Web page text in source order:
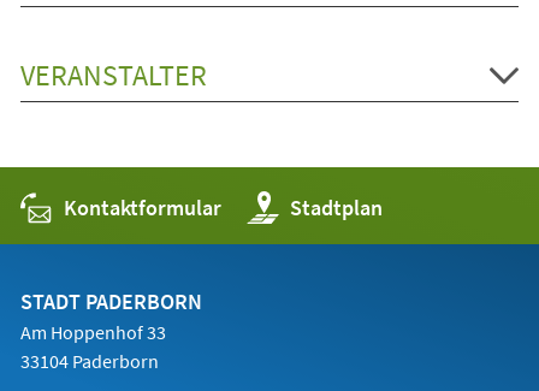
VERANSTALTER
Kontaktformular Stadtplan
(Öffnet
in
einem
STADT PADERBORN
Am Hoppenhof 33
33104 Paderborn